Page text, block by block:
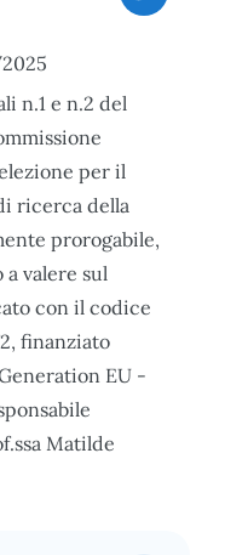
n.1 e n.2 del
per il
ricerca della
prorogabile,
valere sul
con il codice
finanziato
EU -
Matilde